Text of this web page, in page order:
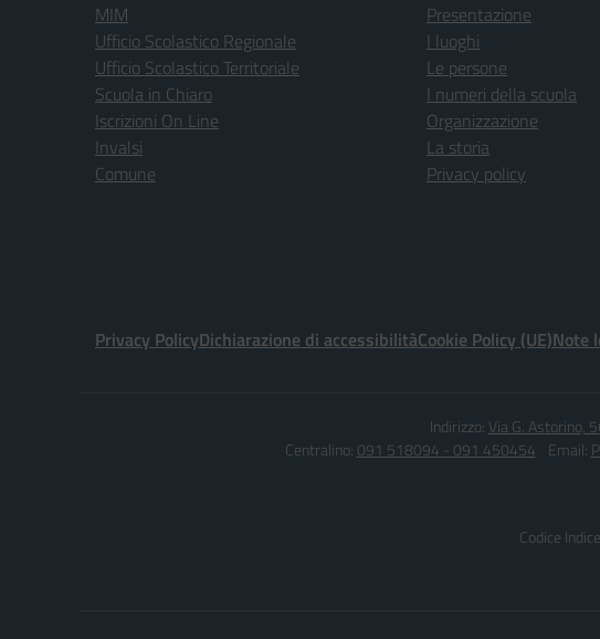
MIM
Ufficio Scolastico Regionale
Ufficio Scolastico Territoriale
Scuola in Chiaro
Iscrizioni On Line
Invalsi
Comune
Presentazione
I luoghi
Le persone
I numeri della scuola
Organizzazione
La storia
Privacy policy
Privacy PolicyDichiarazione di accessibilitàCookie Policy (UE)Note
Indirizzo: Via G. Astorino,
Centralino: 091 518094 - 091 450454 Email:
Codice